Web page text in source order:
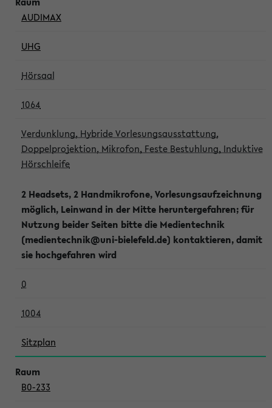
AUDIMAX
UHG
Hörsaal
1064
Verdunklung, Hybride Vorlesungsausstattung,
Doppelprojektion, Mikrofon, Feste Bestuhlung, Induktive
Hörschleife
2 Headsets, 2 Handmikrofone, Vorlesungsaufzeichnung
möglich, Leinwand in der Mitte heruntergefahren; für
Nutzung beider Seiten bitte die Medientechnik
(medientechnik@uni-bielefeld.de) kontaktieren, damit
sie hochgefahren wird
0
1004
Sitzplan
B0-233